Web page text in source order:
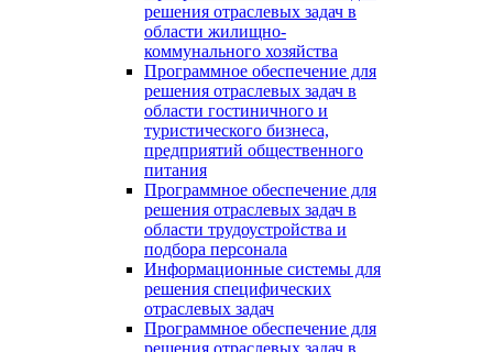
решения отраслевых задач в
области жилищно-
коммунального хозяйства
Программное обеспечение для
решения отраслевых задач в
области гостиничного и
туристического бизнеса,
предприятий общественного
питания
Программное обеспечение для
решения отраслевых задач в
области трудоустройства и
подбора персонала
Информационные системы для
решения специфических
отраслевых задач
Программное обеспечение для